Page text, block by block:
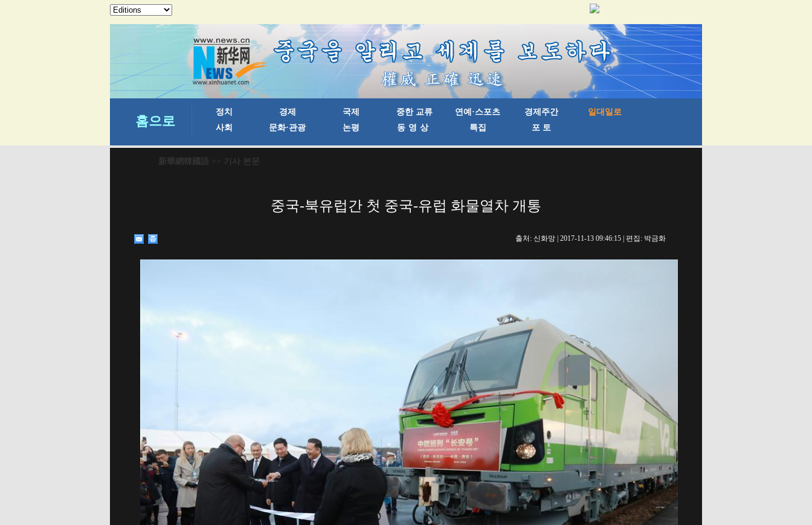
新華網韓國語 >> 기사 본문
중국-북유럽간 첫 중국-유럽 화물열차 개통
출처: 신화망 | 2017-11-13 09:46:15 | 편집: 박금화